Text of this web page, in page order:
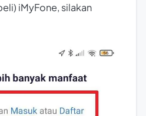
iMyFone, silakan